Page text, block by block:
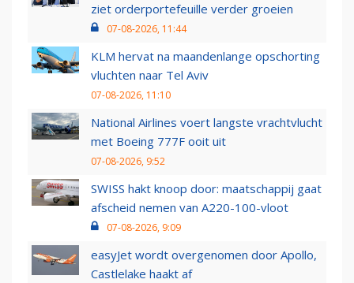
ziet orderportefeuille verder groeien
07-08-2026, 11:44
KLM hervat na maandenlange opschorting
vluchten naar Tel Aviv
07-08-2026, 11:10
National Airlines voert langste vrachtvlucht
met Boeing 777F ooit uit
07-08-2026, 9:52
SWISS hakt knoop door: maatschappij gaat
afscheid nemen van A220-100-vloot
07-08-2026, 9:09
easyJet wordt overgenomen door Apollo,
Castlelake haakt af